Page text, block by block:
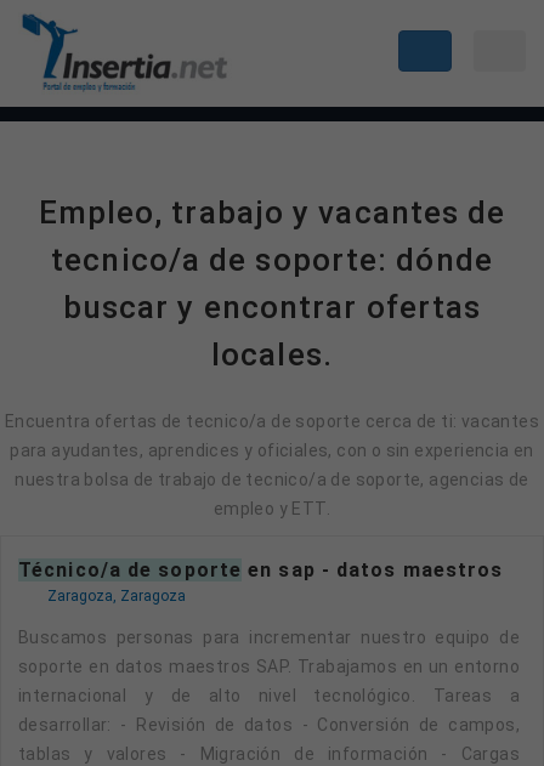
Empleo, trabajo y vacantes de
tecnico/a de soporte: dónde
buscar y encontrar ofertas
locales.
Encuentra ofertas de tecnico/a de soporte cerca de ti: vacantes
para ayudantes, aprendices y oficiales, con o sin experiencia en
nuestra bolsa de trabajo de tecnico/a de soporte, agencias de
empleo y ETT.
técnico/a de soporte en sap - datos maestros
Zaragoza, Zaragoza
Buscamos personas para incrementar nuestro equipo de
soporte en datos maestros SAP. Trabajamos en un entorno
internacional y de alto nivel tecnológico. Tareas a
desarrollar: - Revisión de datos - Conversión de campos,
tablas y valores - Migración de información - Cargas